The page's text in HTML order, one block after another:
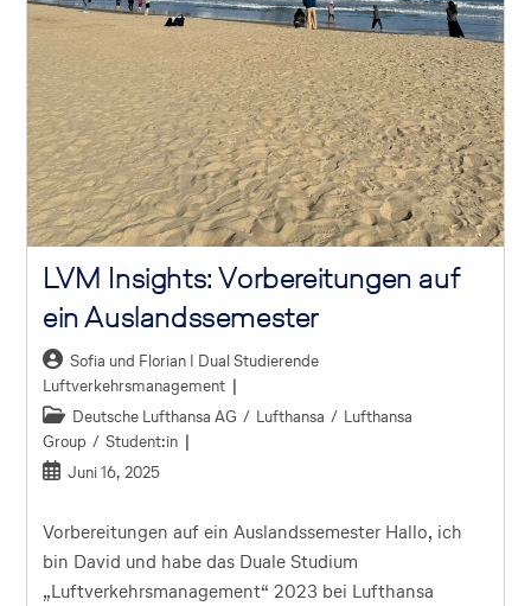
LVM Insights: Vorbereitungen auf
ein Auslandssemester
Sofia und Florian I Dual Studierende
Luftverkehrsmanagement
Deutsche Lufthansa AG / Lufthansa / Lufthansa
Group / Student:in
Juni 16, 2025
Vorbereitungen auf ein Auslandssemester Hallo, ich
bin David und habe das Duale Studium
„Luftverkehrsmanagement“ 2023 bei Lufthansa